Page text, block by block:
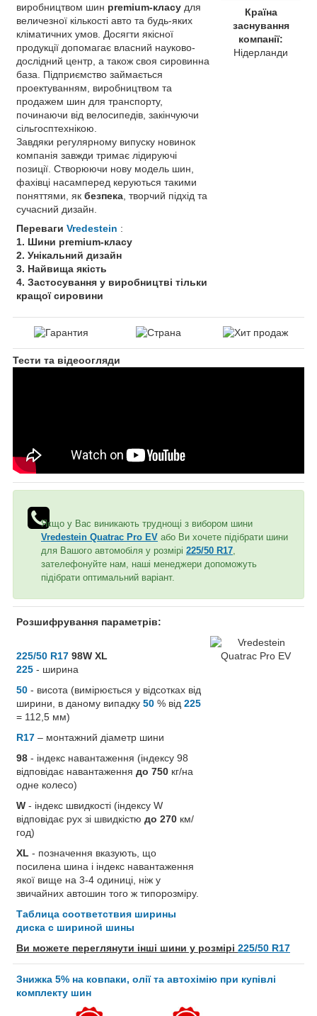
виробництвом шин premium-класу для
величезної кількості авто та будь-яких
кліматичних умов. Досягти якісної
продукції допомагає власний науково-
дослідний центр, а також своя сировинна
база. Підприємство займається
проектуванням, виробництвом та
продажем шин для транспорту,
починаючи від велосипедів, закінчуючи
сільгосптехнікою.
Завдяки регулярному випуску новинок
компанія завжди тримає лідируючі
позиції. Створюючи нову модель шин,
фахівці насамперед керуються такими
поняттями, як безпека , творчий підхід та
сучасний дизайн.
Переваги Vredestein :
1. Шини premium-класу
2. Унікальний дизайн
3. Найвища якість
4. Застосування у виробництві тільки
кращої сировини
Країна
заснування
компанії:
Нідерланди
Тести та відеоогляди
Якщо у Вас виникають труднощі з вибором шини
Vredestein Quatrac Pro EV або Ви хочете підібрати шини
для Вашого автомобіля у розмірі 225/50 R17
зателефонуйте нам, наші менеджери допоможуть
підібрати оптимальний варіант.
Розшифрування параметрів:
225/50 R17 98W XL
225 - ширина
50 - висота (вимірюється у відсотках від
ширини, в даному випадку 50 % від 225
= 112,5 мм)
R17 – монтажний діаметр шини
98 - індекс навантаження (індексу 98
відповідає навантаження до 750 кг/на
одне колесо)
W - індекс швидкості (індексу W
відповідає рух зі швидкістю до 270 км/
год)
XL - позначення вказують, що
посилена шина і індекс навантаження
якої вище на 3-4 одиниці, ніж у
звичайних автошин того ж типорозміру.
Таблица соответствия ширины
диска с шириной шины
Ви можете переглянути інші шини у розмірі 225/50 R17
Знижка 5% на ковпаки, олії та автохімію при купівлі
комплекту шин